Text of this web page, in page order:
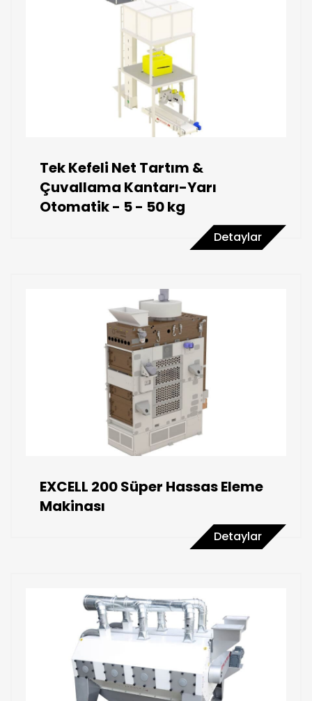
Tek Kefeli Net Tartım &
Çuvallama Kantarı-Yarı
Otomatik - 5 - 50 kg
Detaylar
EXCELL 200 Süper Hassas Eleme
Makinası
Detaylar